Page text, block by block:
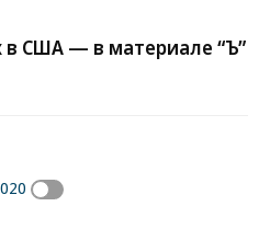
в США — в материале “Ъ”